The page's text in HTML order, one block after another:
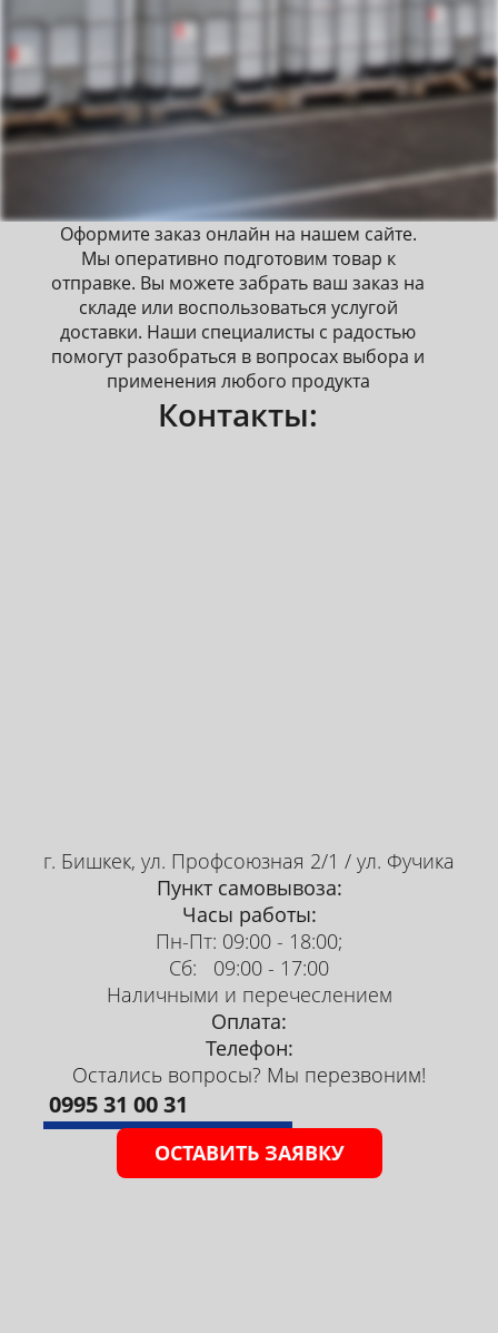
Динатриевая соль
купить в Бишкеке
Оформите заказ онлайн на нашем сайте.
Мы оперативно подготовим товар к
отправке. Вы можете забрать ваш заказ на
складе или воспользоваться услугой
доставки. Наши специалисты с радостью
помогут разобраться в вопросах выбора и
применения любого продукта
Контакты:
г. Бишкек, ул. Профсоюзная 2/1 / ул. Фучика
Пункт самовывоза:
Часы работы:
Пн-Пт: 09:00 - 18:00;
Сб: 09:00 - 17:00
Наличными и перечеслением
Оплата:
Телефон:
Остались вопросы? Мы перезвоним!
0995 31 00 31
ОСТАВИТЬ ЗАЯВКУ